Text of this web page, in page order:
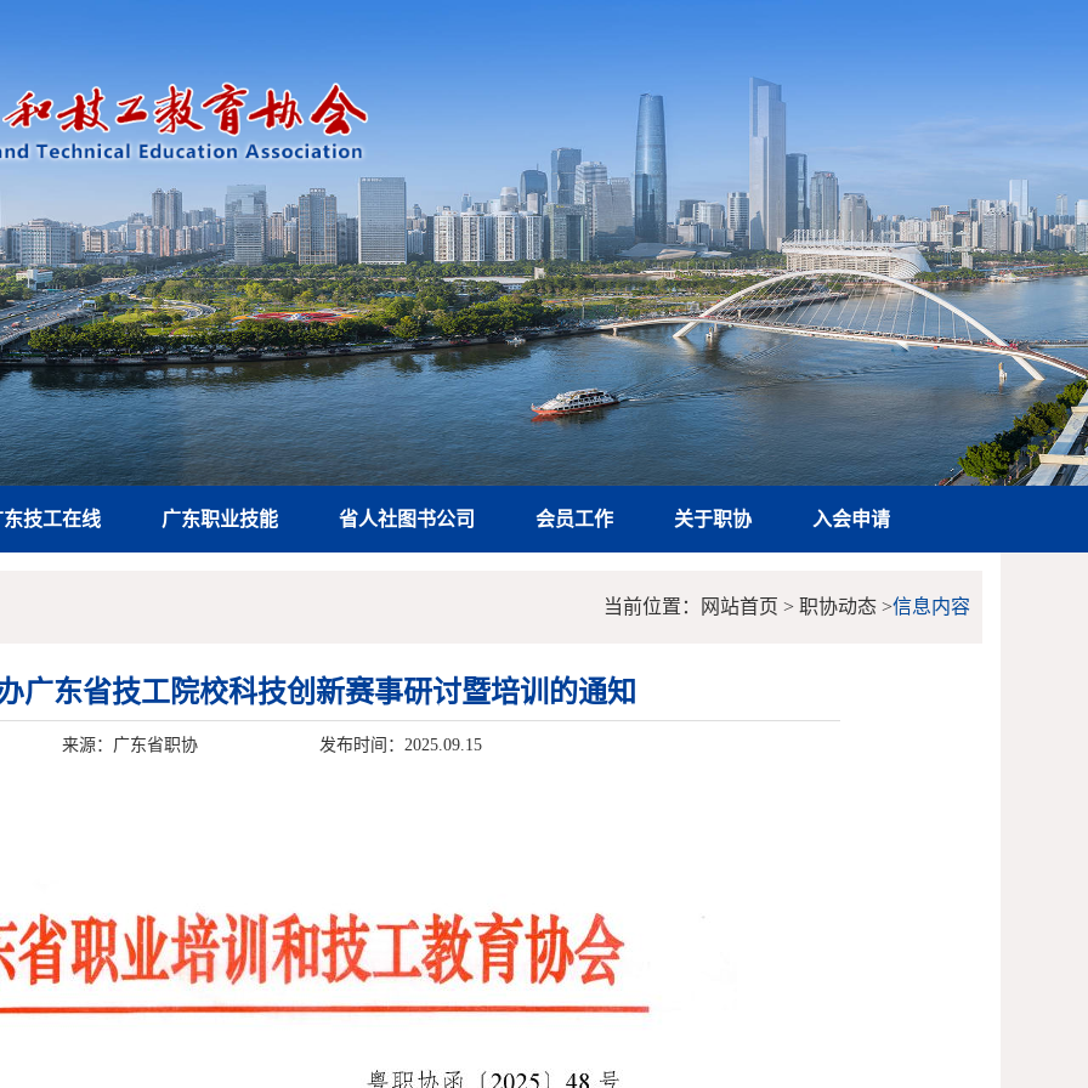
东技工在线 广东职业技能 省人社图书公司 会员工作 关于职协 入会申请
当前位置：网站首页 > 职协动态 >信息内容
广东省技工院校科技创新赛事研讨暨培训的通知
来源：广东省职协 发布时间：2025.09.15